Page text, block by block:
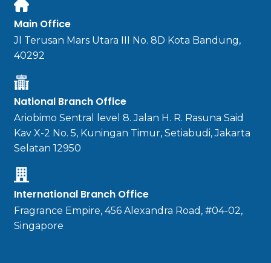
Main Office
Jl Terusan Mars Utara III No. 8D Kota Bandung,
40292
National Branch Office
Ariobimo Sentral level 8. Jalan H. R. Rasuna Said
Kav X-2 No. 5, Kuningan Timur, Setiabudi, Jakarta
Selatan 12950
International Branch Office
Fragrance Empire, 456 Alexandra Road, #04-02,
Singapore